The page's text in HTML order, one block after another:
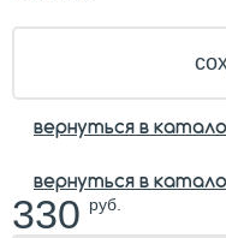
вернуться в
вернуться в
330 руб.